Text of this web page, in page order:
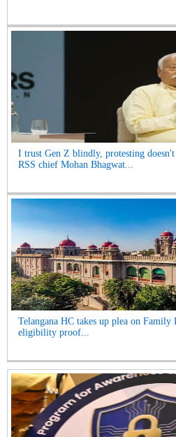
I trust Gen Z blindly, protesting
RSS chief Mohan Bhagwat...
Telangana HC takes up plea on Family
eligibility proof...